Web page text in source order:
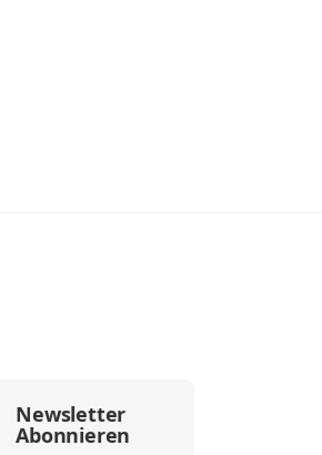
Newsletter
Abonnieren